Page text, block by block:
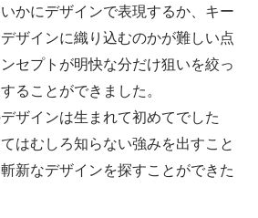
かにデザインで表現するか、キー
ザインに織り込むのかが難しい点
セプトが明快な分だけ狙いを絞っ
ることができました。
ザインは生まれて初めてでした
はむしろ知らない強みを出すこと
新なデザインを探すことができた